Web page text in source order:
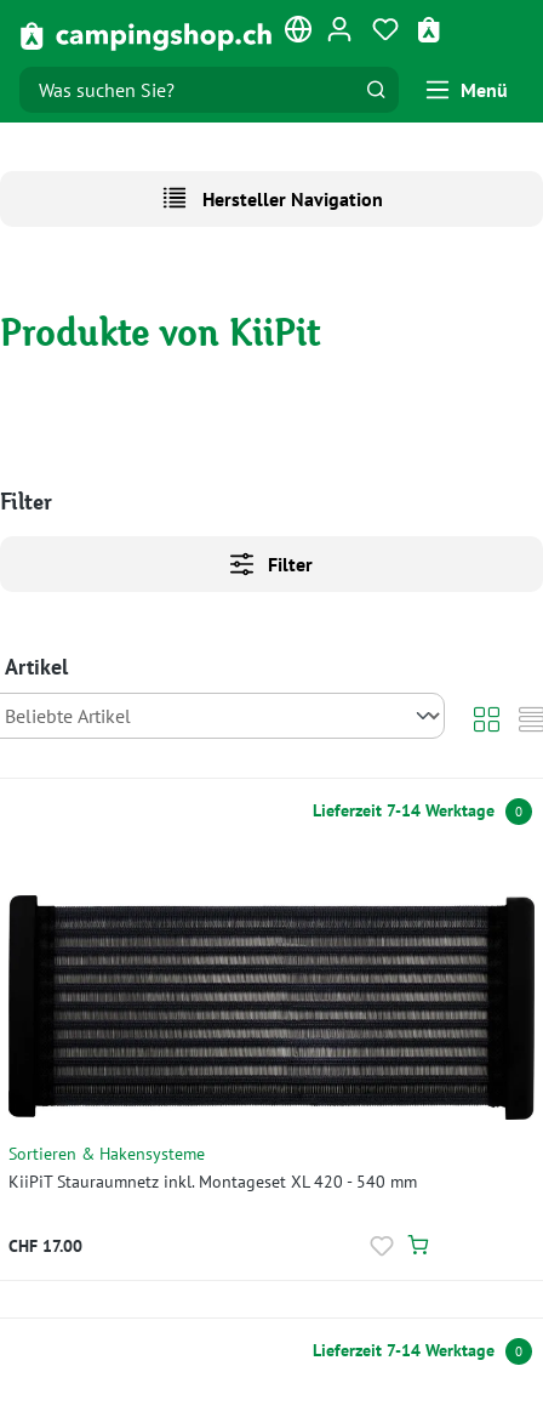
Zum Hauptinhalt springen Du hast 0
Menü
Hersteller Navigation
Produkte von KiiPit
Filter
Filter
Artikel
Lieferzeit 7-14 Werktage 0
Sortieren & Hakensysteme
KiiPiT Stauraumnetz inkl. Montageset XL 420 - 540 mm
CHF 17.00
Lieferzeit 7-14 Werktage 0